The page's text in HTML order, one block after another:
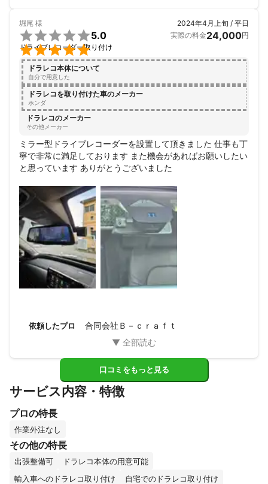
堀尾 様


5.0
ドライブレコーダー取り付け
2024年4月上旬 / 平日
実際の料金24,000円
ドラレコ本体について
自分で用意した
ドラレコを取り付けた車のメーカー
ホンダ
ドラレコのメーカー
その他メーカー
ミラー型ドライブレコーダーを設置して頂きました 仕事も丁
寧で非常に満足しております また機会があればお願いしたい
と思っています ありがとうございました
依頼したプロ 合同会社Ｂ－ｃｒａｆｔ
口コミをもっと見る
サービス内容・特徴
プロの特長
作業外注なし
その他の特長
出張整備可
ドラレコ本体の用意可能
輸入車へのドラレコ取り付け
自宅でのドラレコ取り付け